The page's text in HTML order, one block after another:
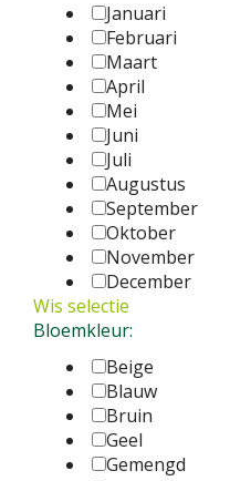
Januari
Februari
Maart
April
Mei
Juni
Juli
Augustus
September
Oktober
November
December
Wis selectie
Bloemkleur:
Beige
Blauw
Bruin
Geel
Gemengd